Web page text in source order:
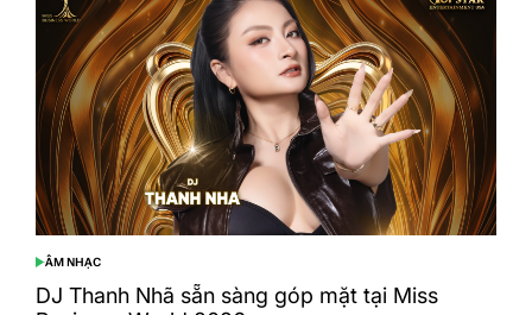
POSTED
IN
ÂM NHẠC
DJ Thanh Nhã sẵn sàng góp mặt tại Miss